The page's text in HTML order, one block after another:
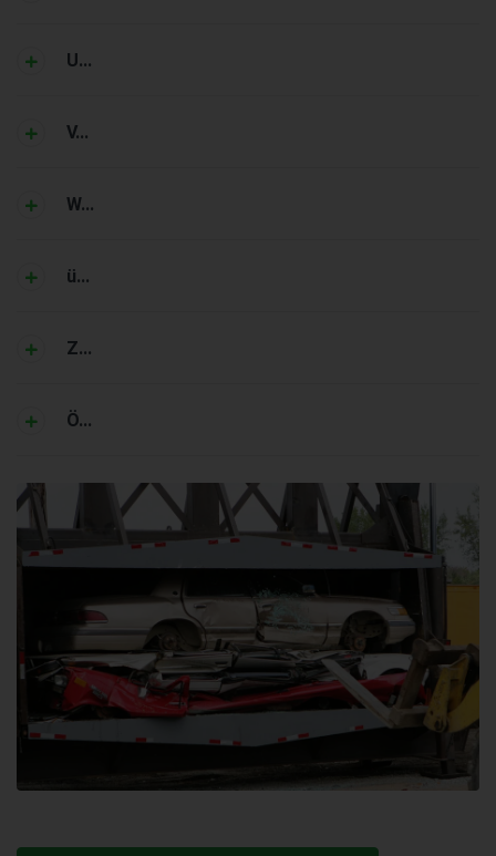
U...
V...
W...
ü...
Z...
Ö...